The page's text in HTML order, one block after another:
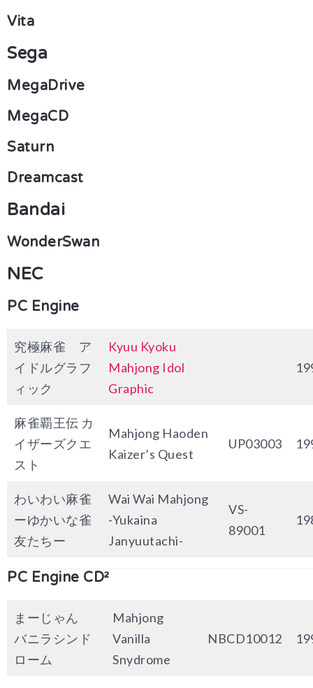
Vita
Sega
MegaDrive
MegaCD
Saturn
Dreamcast
Bandai
WonderSwan
NEC
PC Engine
究極麻雀 ア
イドルグラフ
ィック
Kyuu Kyoku
Mahjong Idol
Graphic
麻雀覇王伝 カ
イザーズクエ
スト
Mahjong Haoden
Kaizer’s Quest
UP03003
わいわい麻雀
ーゆかいな雀
友たちー
Wai Wai Mahjong
-Yukaina
Janyuutachi-
VS-
89001
PC Engine CD²
まーじゃん
バニラシンド
ローム
Mahjong
Vanilla
Snydrome
NBCD10012